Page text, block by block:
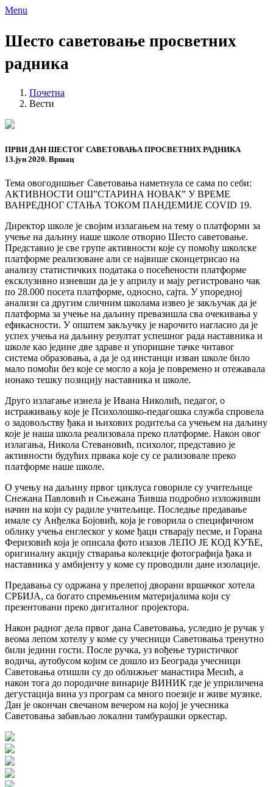
Menu
Шесто саветовање просветних
радника
Почетна
Вести
ПРВИ ДАН ШЕСТОГ САВЕТОВАЊА ПРОСВЕТНИХ РАДНИКА
13.јун 2020. Вршац
Тема овогодишњег Саветовања наметнула се сама по себи:
АКТИВНОСТИ ОШ”СТАРИНА НОВАК” У ВРЕМЕ
ВАНРЕДНОГ СТАЊА ТОКОМ ПАНДЕМИЈЕ COVID 19.
Директор школе је својим излагањем на тему о платформи за
учење на даљину наше школе отворио Шесто саветовање.
Представио је све групе активности које су помоћу школске
платформе реализоване али се највише сконцетрисао на
анализу статистичких података о посећености платформе
ексклузивно изневши да је у априлу и мају регистровано чак
по 28.000 посета платформе, односно, сајта. У упоредној
анализи са другим сличним школама извео је закључак да је
платформа за учење на даљину превазишла сва очекивања у
ефикасности. У општем закључку је нарочито нагласио да је
успех учења на даљину резултат успешног рада наставника и
школе као једине две здраве и упоришне тачке читавог
система образовања, а да је од инстанци изван школе било
мало помоћи без које се могло а која је повремено и отежавала
ионако тешку позицију наставника и школе.
Друго излагање изнела је Ивана Николић, педагог, о
истраживању које је Психолошко-педагошка служба спровела
о задовољству ђака и њихових родитеља са учењем на даљину
које је наша школа реализовала преко платформе. Након овог
излагања, Никола Стевановић, психолог, представио је
активности будућих првака које су се рализовале преко
платформе наше школе.
О учењу на даљину првог циклуса говориле су учитељице
Снежана Павловић и Сњежана Ћивша подробно изложивши
начин на који су радиле учитељице. Последње предавање
имале су Анђелка Бојовић, која је говорила о специфичном
облику учења енглеског у коме ђаци стварају песме, и Горана
Феризовић која је описала фото изазов ЛЕПО ЈЕ КОД КУЋЕ,
оригиналну акцију стварања колекције фотографија ђака и
наставника у амбијенту у коме су проводили дане изолације.
Предавања су одржана у прелепој дворани вршачког хотела
СРБИЈА, са богато спремњеним материјалима који су
презентовани преко дигиталног пројектора.
Након радног дела првог дана Саветовања, уследио је ручак у
веома лепом хотелу у коме су учесници Саветовања тренутно
били једини гости. После ручка, уз вођење туристичког
водича, аутобусом којим се дошло из Београда учесници
Саветовања отишли су до оближњег манастира Месић, а
након тога до породичне винарије ВИНИК где је уприличена
дегустација вина уз програм са много поезије и живе музике.
Дан је окончан свечаном вечером на којој је учесника
Саветовања забављао локални тамбурашки оркестар.